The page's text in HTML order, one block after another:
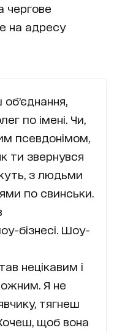
чергове
на адресу
по імені. Чи,
псевдонімом,
ти звернувся
з людьми
по свинськи.
бізнесі. Шоу-
нецікавим і
Я не
тягнеш
щоб вона